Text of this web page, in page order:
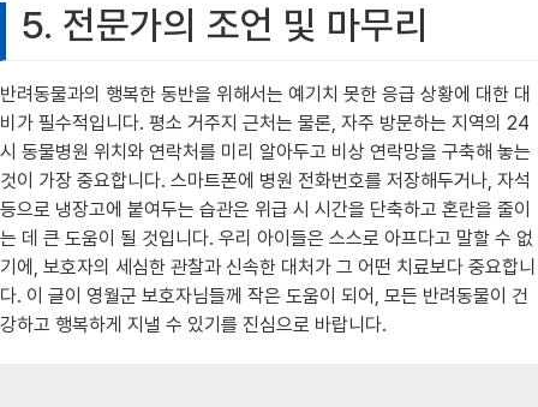
5. 전문가의 조언 및 마무리
반려동물과의 행복한 동반을 위해서는 예기치 못한 응급 상황에 대한 대
비가 필수적입니다. 평소 거주지 근처는 물론, 자주 방문하는 지역의 24
시 동물병원 위치와 연락처를 미리 알아두고 비상 연락망을 구축해 놓는
것이 가장 중요합니다. 스마트폰에 병원 전화번호를 저장해두거나, 자석
등으로 냉장고에 붙여두는 습관은 위급 시 시간을 단축하고 혼란을 줄이
는 데 큰 도움이 될 것입니다. 우리 아이들은 스스로 아프다고 말할 수 없
기에, 보호자의 세심한 관찰과 신속한 대처가 그 어떤 치료보다 중요합니
다. 이 글이 영월군 보호자님들께 작은 도움이 되어, 모든 반려동물이 건
강하고 행복하게 지낼 수 있기를 진심으로 바랍니다.